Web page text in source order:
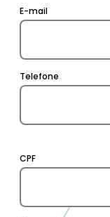
E-mail
Telefone
CPF